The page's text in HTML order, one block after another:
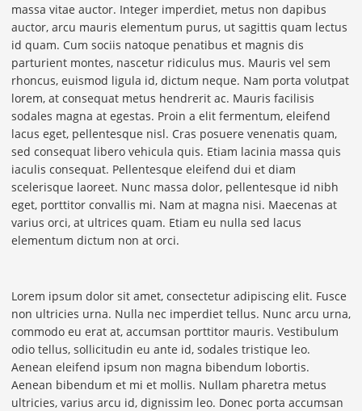
massa vitae auctor. Integer imperdiet, metus non dapibus
auctor, arcu mauris elementum purus, ut sagittis quam lectus
id quam. Cum sociis natoque penatibus et magnis dis
parturient montes, nascetur ridiculus mus. Mauris vel sem
rhoncus, euismod ligula id, dictum neque. Nam porta volutpat
lorem, at consequat metus hendrerit ac. Mauris facilisis
sodales magna at egestas. Proin a elit fermentum, eleifend
lacus eget, pellentesque nisl. Cras posuere venenatis quam,
sed consequat libero vehicula quis. Etiam lacinia massa quis
iaculis consequat. Pellentesque eleifend dui et diam
scelerisque laoreet. Nunc massa dolor, pellentesque id nibh
eget, porttitor convallis mi. Nam at magna nisi. Maecenas at
varius orci, at ultrices quam. Etiam eu nulla sed lacus
elementum dictum non at orci.
Lorem ipsum dolor sit amet, consectetur adipiscing elit. Fusce
non ultricies urna. Nulla nec imperdiet tellus. Nunc arcu urna,
commodo eu erat at, accumsan porttitor mauris. Vestibulum
odio tellus, sollicitudin eu ante id, sodales tristique leo.
Aenean eleifend ipsum non magna bibendum lobortis.
Aenean bibendum et mi et mollis. Nullam pharetra metus
ultricies, varius arcu id, dignissim leo. Donec porta accumsan